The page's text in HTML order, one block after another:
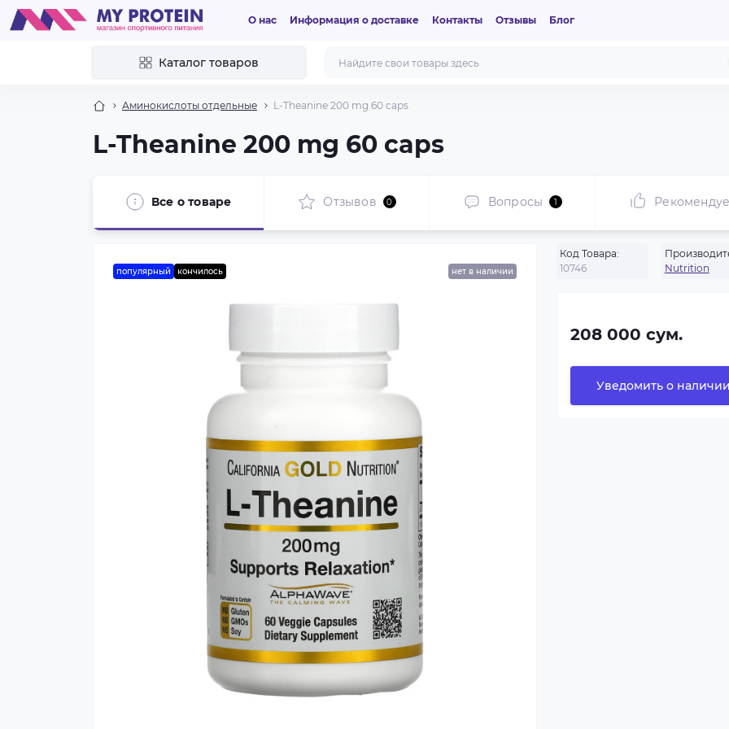
О нас Информация о доставке Контакты Отзывы Блог
Каталог товаров
Аминокислоты отдельные L-Theanine 200 mg 60 caps
L-Theanine 200 mg 60 caps
Все о товаре Отзывов 0 Вопросы 1
популярный кончилось нет в наличии
Код Товара:
10746
Nutrition
208 000 сум.
Уведомить о